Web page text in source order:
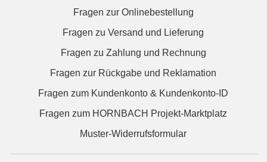
Fragen zur Onlinebestellung
Fragen zu Versand und Lieferung
Fragen zu Zahlung und Rechnung
Fragen zur Rückgabe und Reklamation
Fragen zum Kundenkonto & Kundenkonto-ID
Fragen zum HORNBACH Projekt-Marktplatz
Muster-Widerrufsformular